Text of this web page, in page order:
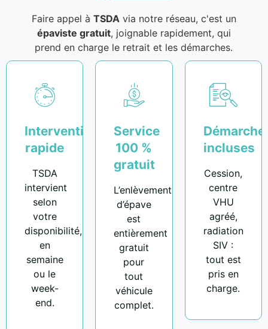
Faire appel à TSDA via notre réseau, c'est un
épaviste gratuit, joignable rapidement, qui
prend en charge le retrait et les démarches.
Intervention
rapide
TSDA
intervient
selon
votre
disponibilité,
en
semaine
ou le
week-
end.
Service
100 %
gratuit
L’enlèvement
d’épave
est
entièrement
gratuit
pour
tout
véhicule
complet.
incluses
Cession,
centre
VHU
agréé,
radiation
SIV :
tout est
pris en
charge.